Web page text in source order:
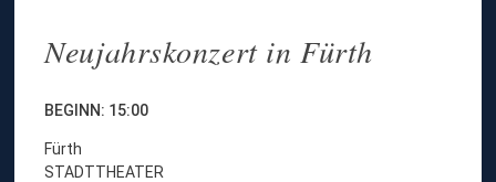
Neujahrskonzert in Fürth
BEGINN: 15:00
Fürth
STADTTHEATER